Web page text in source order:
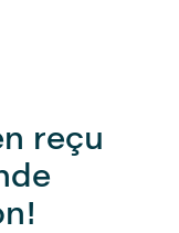
reçu